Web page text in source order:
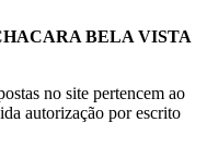
BELA VISTA
no site pertencem ao
autorização por escrito